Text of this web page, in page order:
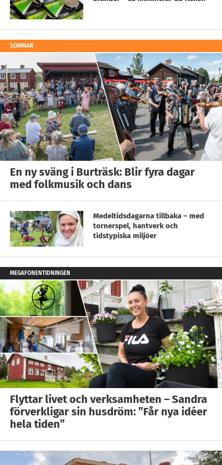
SOMMAR
En ny sväng i Burträsk: Blir fyra dagar
med folkmusik och dans
Medeltidsdagarna tillbaka – med
tornerspel, hantverk och
tidstypiska miljöer
MEGAFONENTIDNINGEN
Flyttar livet och verksamheten – Sandra
förverkligar sin husdröm: ”Får nya idéer
hela tiden”